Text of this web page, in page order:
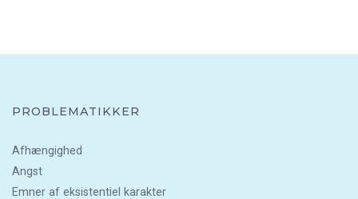
PROBLEMATIKKER
Afhængighed
Angst
Emner af eksistentiel karakter